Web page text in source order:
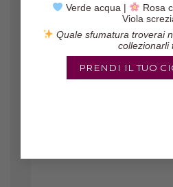
Verde acqua |
Rosa
Viola
Quale sfumatura troverai
collezionarli
PRENDI IL TUO
Gli